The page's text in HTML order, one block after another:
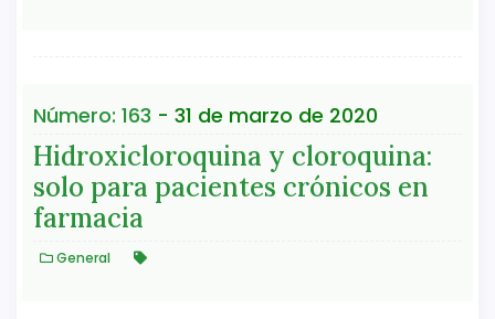
Número: 163 - 31 de marzo de 2020
Hidroxicloroquina y cloroquina:
solo para pacientes crónicos en
farmacia
General